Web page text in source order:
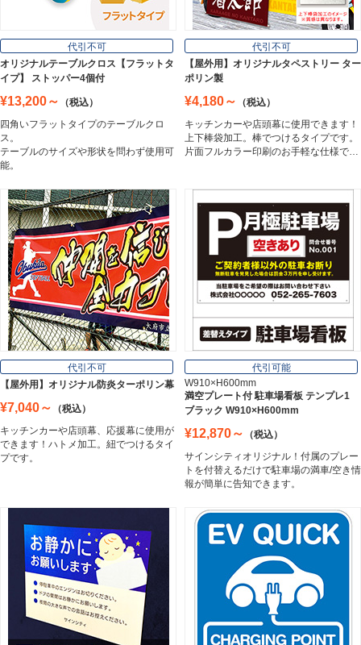
フロアサイン／路面表示
Floor / Road Surface Sign
アルミ複合板
Aluminum Composite Board
スチレンボード
Styrene Board
板材
Board
フレーム／看板枠
Frame
Magnet Sheet
インクジェットメディア
Inkjet Media
代引不可
オリジナルテーブルクロス【フラットタ
イプ】 ストッパー4個付
¥13,200～
（税込）
四角いフラットタイプのテーブルクロ
ス。
テーブルのサイズや形状を問わず使用可
能。
代引不可
【屋外用】オリジナルタペストリー ター
ポリン製
¥4,180～
（税込）
キッチンカーや店頭幕に使用できます！
上下棒袋加工。棒でつけるタイプです。
片面フルカラー印刷のお手軽な仕様で…
代引不可
【屋外用】オリジナル防炎ターポリン幕
¥7,040～
（税込）
キッチンカーや店頭幕、応援幕に使用が
できます！ハトメ加工。紐でつけるタイ
プです。
代引可能
W910×H600mm
満空プレート付 駐車場看板 テンプレ1
ブラック W910×H600mm
¥12,870～
（税込）
サインシティオリジナル！付属のプレー
トを付替えるだけで駐車場の満車/空き情
報が簡単に告知できます。